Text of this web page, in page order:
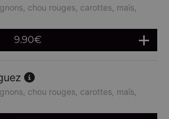
chou rouges, carottes, maïs,
9.90€
chou rouges, carottes, maïs,